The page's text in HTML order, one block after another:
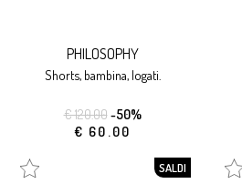
PHILOSOPHY
shorts, bambina, logati.
€ 120.00-50%
€ 60.00
SALDI